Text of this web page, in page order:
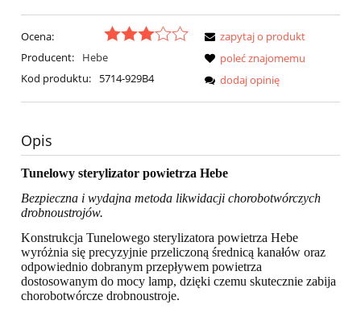
Ocena:
Producent:
Hebe
Kod produktu:
5714-929B4
zapytaj o produkt
poleć znajomemu
dodaj opinię
Opis
Tunelowy sterylizator powietrza Hebe
Bezpieczna i wydajna metoda likwidacji chorobotwórczych
drobnoustrojów.
Konstrukcja Tunelowego sterylizatora powietrza Hebe
wyróżnia się precyzyjnie przeliczoną średnicą kanałów oraz
odpowiednio dobranym przepływem powietrza
dostosowanym do mocy lamp, dzięki czemu skutecznie zabija
chorobotwórcze drobnoustroje.